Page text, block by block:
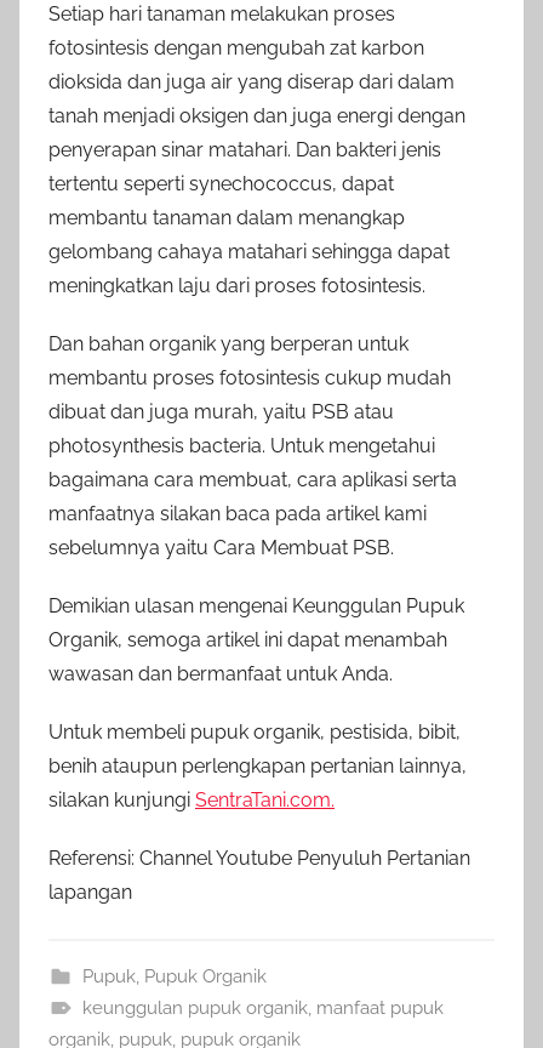
Setiap hari tanaman melakukan proses
fotosintesis dengan mengubah zat karbon
dioksida dan juga air yang diserap dari dalam
tanah menjadi oksigen dan juga energi dengan
penyerapan sinar matahari. Dan bakteri jenis
tertentu seperti synechococcus, dapat
membantu tanaman dalam menangkap
gelombang cahaya matahari sehingga dapat
meningkatkan laju dari proses fotosintesis.
Dan bahan organik yang berperan untuk
membantu proses fotosintesis cukup mudah
dibuat dan juga murah, yaitu PSB atau
photosynthesis bacteria. Untuk mengetahui
bagaimana cara membuat, cara aplikasi serta
manfaatnya silakan baca pada artikel kami
sebelumnya yaitu Cara Membuat PSB.
Demikian ulasan mengenai Keunggulan Pupuk
Organik, semoga artikel ini dapat menambah
wawasan dan bermanfaat untuk Anda.
Untuk membeli pupuk organik, pestisida, bibit,
benih ataupun perlengkapan pertanian lainnya,
silakan kunjungi SentraTani.com.
Referensi: Channel Youtube Penyuluh Pertanian
lapangan
Pupuk, Pupuk Organik
keunggulan pupuk organik, manfaat pupuk
organik, pupuk, pupuk organik